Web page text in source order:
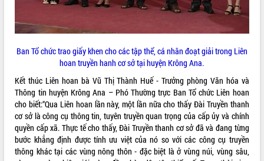
Khơi thông điểm nghẽn, đẩy nhanh
HĐND tỉnh thông qua điều chỉnh Quy
hoạch tỉnh thời kỳ 2021-2030
Hội thảo góp ý hồ sơ điều chỉnh quy
hoạch tỉnh Đắk Lắk thời kỳ 2021-2030,
tầm nhìn đến năm 2050
Nâng cao hiệu quả hoạt động của các
doanh nghiệp nhà nước
Hội nghị triển khai kết nối mạng
truyền số liệu chuyên dùng phục vụ cơ
Ban Tổ chức trao giấy khen cho các tập thể, cá nhân đoạt giải trong Liên
hoan truyền hanh cơ sở tại huyện Krông Ana.
Kết thúc Liên hoan bà Vũ Thị Thành Huế - Trưởng phòng Văn hóa và
Thông tin huyện Krông Ana – Phó Thường trực Ban Tổ chức Liên hoan
cho biết:“Qua Liên hoan lần này, một lần nữa cho thấy Đài Truyền thanh
cơ sở là công cụ thông tin, tuyên truyền quan trọng của cấp ủy và chính
quyền cấp xã. Thực tế cho thấy, Đài Truyền thanh cơ sở đã và đang từng
bước khẳng định được tính ưu việt của nó so với các công cụ truyền
thông khác tại các vùng nông thôn - đặc biệt là ở vùng núi, vùng sâu,